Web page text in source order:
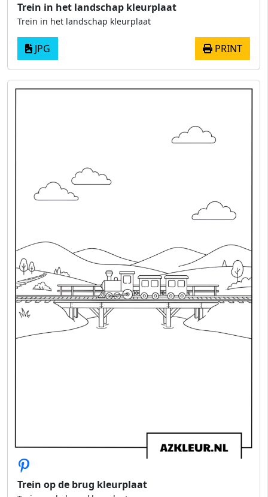
Trein in het landschap kleurplaat
Trein in het landschap kleurplaat
JPG PRINT
Trein op de brug kleurplaat